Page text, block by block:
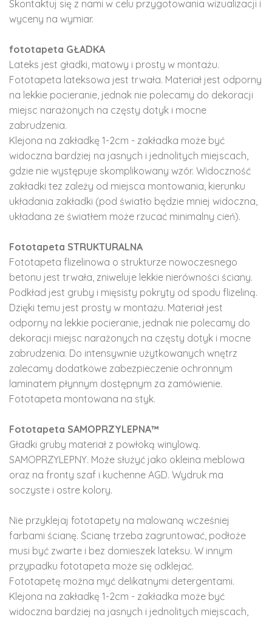
Skontaktuj się z nami w celu przygotowania wizualizacji i
wyceny na wymiar.
fototapeta GŁADKA
Lateks jest gładki, matowy i prosty w montażu.
Fototapeta lateksowa jest trwała. Materiał jest odporny
na lekkie pocieranie, jednak nie polecamy do dekoracji
miejsc narażonych na częsty dotyk i mocne
zabrudzenia.
Klejona na zakładkę 1-2cm - zakładka może być
widoczna bardziej na jasnych i jednolitych miejscach,
gdzie nie występuje skomplikowany wzór. Widoczność
zakładki tez zależy od miejsca montowania, kierunku
układania zakładki (pod światło będzie mniej widoczna,
układana ze światłem może rzucać minimalny cień).
Fototapeta STRUKTURALNA
Fototapeta flizelinowa o strukturze nowoczesnego
betonu jest trwała, zniweluje lekkie nierówności ściany.
Podkład jest gruby i mięsisty pokryty od spodu flizeliną.
Dzięki temu jest prosty w montażu. Materiał jest
odporny na lekkie pocieranie, jednak nie polecamy do
dekoracji miejsc narażonych na częsty dotyk i mocne
zabrudzenia. Do intensywnie użytkowanych wnętrz
zalecamy dodatkowe zabezpieczenie ochronnym
laminatem płynnym dostępnym za zamówienie.
Fototapeta montowana na styk.
Fototapeta SAMOPRZYLEPNA™
Gładki gruby materiał z powłoką winylową.
SAMOPRZYLEPNY. Może służyć jako okleina meblowa
oraz na fronty szaf i kuchenne AGD. Wydruk ma
soczyste i ostre kolory.
Nie przyklejaj fototapety na malowaną wcześniej
farbami ścianę. Ścianę trzeba zagruntować, podłoże
musi być zwarte i bez domieszek lateksu. W innym
przypadku fototapeta może się odklejać.
Fototapetę można myć delikatnymi detergentami.
Klejona na zakładkę 1-2cm - zakładka może być
widoczna bardziej na jasnych i jednolitych miejscach,